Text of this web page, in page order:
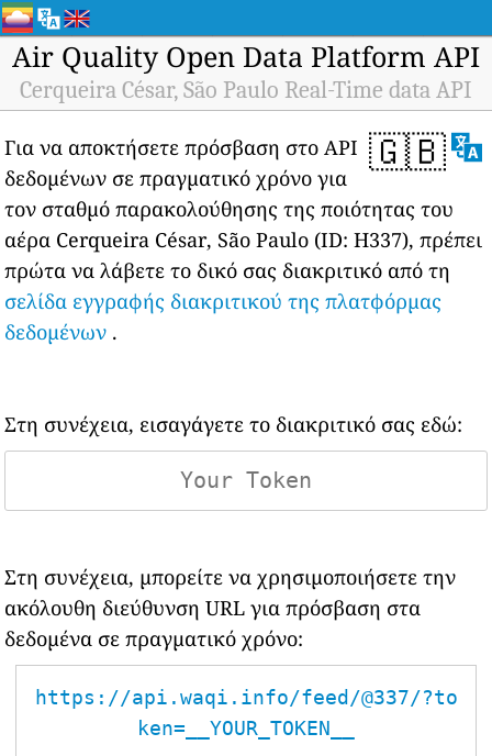
Air Quality Open Data Platform API
Cerqueira César, São Paulo Real-Time data API
🇬🇧
Για να αποκτήσετε πρόσβαση στο API
δεδομένων σε πραγματικό χρόνο για
τον σταθμό παρακολούθησης της ποιότητας του
αέρα Cerqueira César, São Paulo (ID: H337), πρέπει
πρώτα να λάβετε το δικό σας διακριτικό από τη
σελίδα εγγραφής διακριτικού της πλατφόρμας
δεδομένων .
Στη συνέχεια, εισαγάγετε το διακριτικό σας εδώ:
Στη συνέχεια, μπορείτε να χρησιμοποιήσετε την
ακόλουθη διεύθυνση URL για πρόσβαση στα
δεδομένα σε πραγματικό χρόνο:
https://api.waqi.info/feed/@337/?to
ken=__YOUR_TOKEN__